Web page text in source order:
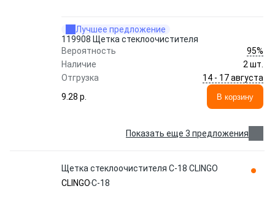
Лучшее предложение
119908 Щетка стеклоочистителя
Вероятность
95%
Наличие
2 шт.
Отгрузка
14 - 17 августа
9.28 p.
В корзину
Показать еще 3 предложения
Щетка стеклоочистителя C-18 CLINGO
CLINGOC-18